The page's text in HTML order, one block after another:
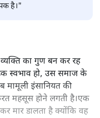
है।"
का गुण बन कर रह
स्वभाव हो, उस समाज के
मामूली इंसानियत की
महसूस होने लगती है।एक
मार डालता है क्योंकि वह